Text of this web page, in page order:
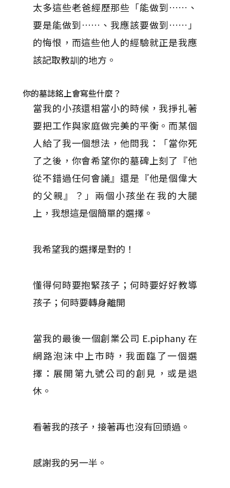
太多這些老爸經歷那些「能做到……、
要是能做到……、我應該要做到……」
的悔恨，而這些他人的經驗就正是我應
該記取教訓的地方。
你的墓誌銘上會寫些什麼？
當我的小孩還相當小的時候，我掙扎著
要把工作與家庭做完美的平衡。而某個
人給了我一個想法，他問我：「當你死
了之後，你會希望你的墓碑上刻了『他
從不錯過任何會議』還是『他是個偉大
的父親』？」兩個小孩坐在我的大腿
上，我想這是個簡單的選擇。
我希望我的選擇是對的！
懂得何時要抱緊孩子；何時要好好教導
孩子；何時要轉身離開
當我的最後一個創業公司 E.piphany 在
網路泡沫中上市時，我面臨了一個選
擇：展開第九號公司的創見，或是退
休。
看著我的孩子，接著再也沒有回頭過。
感謝我的另一半。